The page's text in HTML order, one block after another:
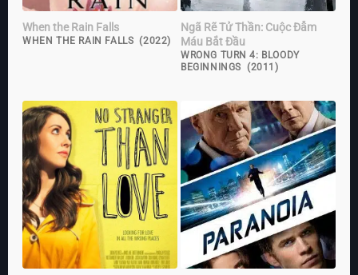
When the Rain Falls
WHEN THE RAIN FALLS (2022)
Ngã Rẽ Tử Thần: Cuộc Đẫm
Máu Bắt Đầu
WRONG TURN 4: BLOODY
BEGINNINGS (2011)